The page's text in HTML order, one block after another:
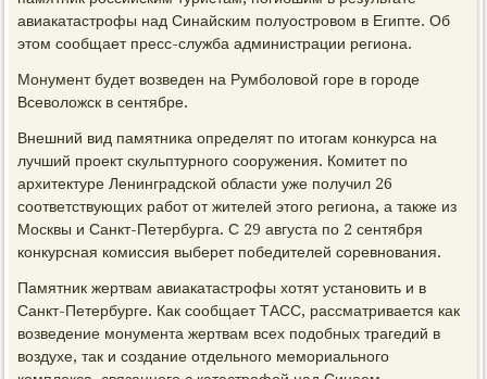
авиакатастрофы над Синайским полуостровом в Египте. Об
этом сообщает пресс-служба администрации региона.
Монумент будет возведен на Румболовой горе в городе
Всеволожск в сентябре.
Внешний вид памятника определят по итогам конкурса на
лучший проект скульптурного сооружения. Комитет по
архитектуре Ленинградской области уже получил 26
соответствующих работ от жителей этого региона, а также из
Москвы и Санкт-Петербурга. С 29 августа по 2 сентября
конкурсная комиссия выберет победителей соревнования.
Памятник жертвам авиакатастрофы хотят установить и в
Санкт-Петербурге. Как сообщает ТАСС, рассматривается как
возведение монумента жертвам всех подобных трагедий в
воздухе, так и создание отдельного мемориального